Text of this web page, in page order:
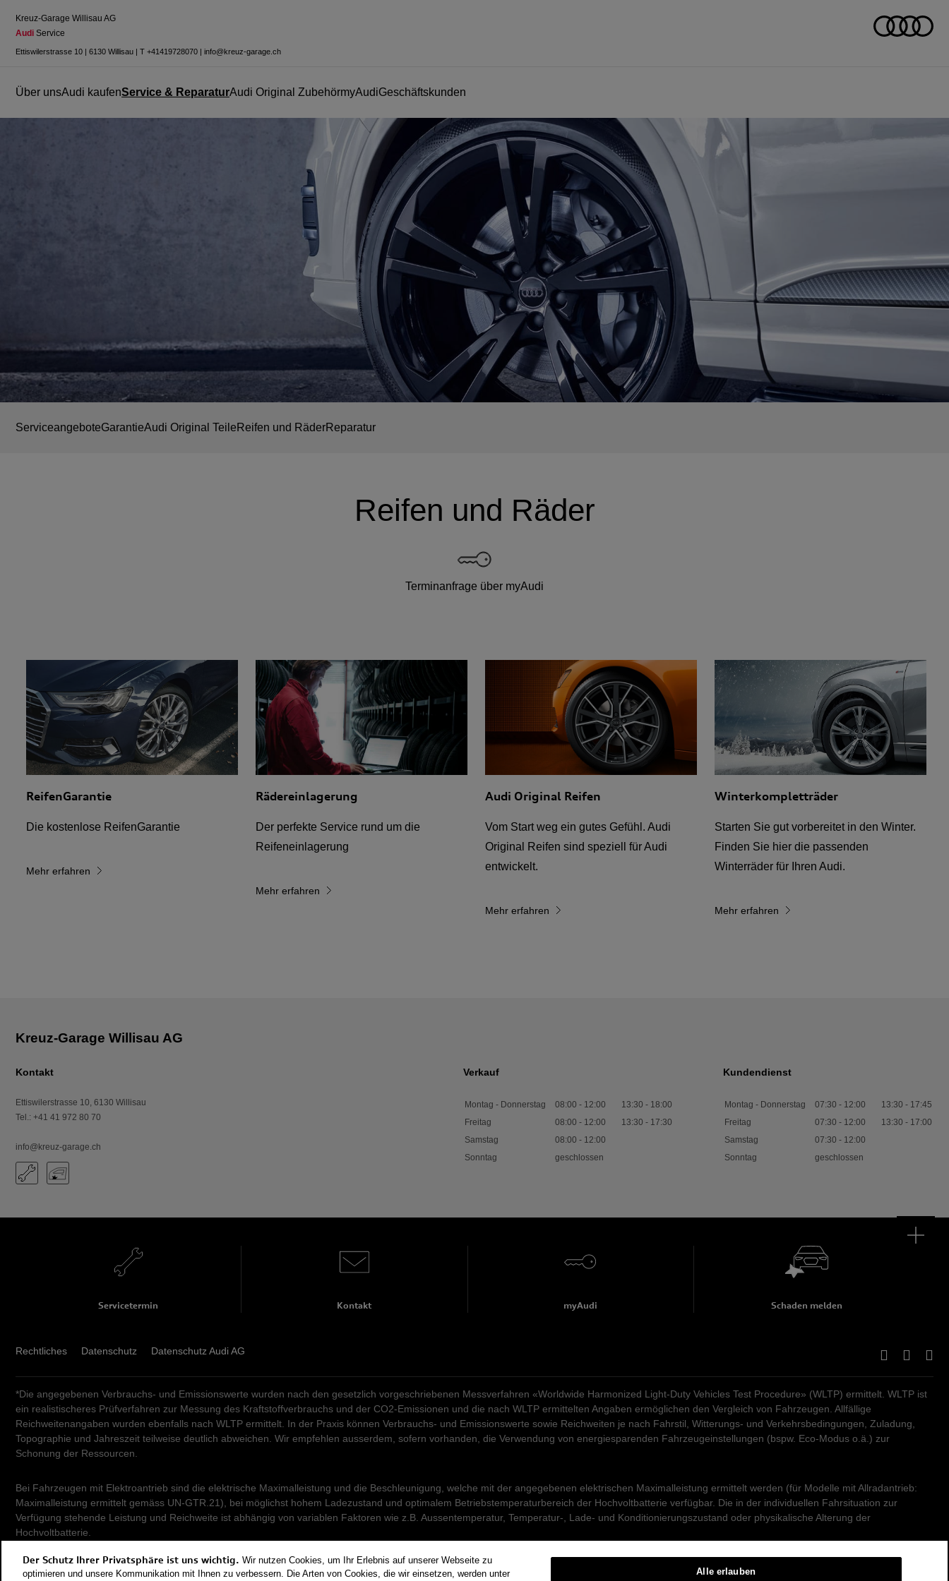
Kreuz-Garage Willisau AG
Audi Service
Ettiswilerstrasse 10 | 6130 Willisau | T +41419728070 | info@kreuz-garage.ch
Über unsAudi kaufenService & ReparaturAudi Original ZubehörmyAudiGeschäftskunden
ServiceangeboteGarantieAudi Original Teile Reifen und RäderReparatur
Reifen und Räder
Terminanfrage über myAudi
ReifenGarantie
Die kostenlose ReifenGarantie
Mehr erfahren
Rädereinlagerung
Der perfekte Service rund um die
Reifeneinlagerung
Mehr erfahren
Audi Original Reifen
Vom Start weg ein gutes Gefühl. Audi
Original Reifen sind speziell für Audi
entwickelt.
Mehr erfahren
Winterkompletträder
Starten Sie gut vorbereitet in den Winter.
Finden Sie hier die passenden
Winterräder für Ihren Audi.
Mehr erfahren
Kontakt
Ettiswilerstrasse 10 6130 Willisau
Tel. : +41 41 972 80 70
info@kreuz-garage.ch
Verkauf
Montag - Donnerstag 08:00 - 12:00 13:30 - 18:00
Freitag
08:00 - 12:00 13:30 - 17:30
Samstag
08:00 - 12:00
Sonntag
geschlossen
Kundendienst
Montag - Donnerstag 07:30 - 12:00 13:30 - 17:45
Freitag
07:30 - 12:00 13:30 - 17:00
Samstag
07:30 - 12:00
Sonntag
geschlossen
Servicetermin Kontakt myAudi Schaden melden
Rechtliches Datenschutz Datenschutz Audi AG
*Die angegebenen Verbrauchs- und Emissionswerte wurden nach den gesetzlich vorgeschriebenen Messverfahren «Worldwide Harmonized Light-Duty Vehicles Test Procedure» (WLTP) ermittelt. WLTP ist
ein realistischeres Prüfverfahren zur Messung des Kraftstoffverbrauchs und der CO2-Emissionen und die nach WLTP ermittelten Angaben ermöglichen den Vergleich von Fahrzeugen. Allfällige
Reichweitenangaben wurden ebenfalls nach WLTP ermittelt. In der Praxis können Verbrauchs- und Emissionswerte sowie Reichweiten je nach Fahrstil, Witterungs- und Verkehrsbedingungen, Zuladung,
Topographie und Jahreszeit teilweise deutlich abweichen. Wir empfehlen ausserdem, sofern vorhanden, die Verwendung von energiesparenden Fahrzeugeinstellungen (bspw. Eco-Modus o.ä.) zur
Schonung der Ressourcen.
Bei Fahrzeugen mit Elektroantrieb sind die elektrische Maximalleistung und die Beschleunigung, welche mit der angegebenen elektrischen Maximalleistung ermittelt werden (für Modelle mit Allradantrieb:
Maximalleistung ermittelt gemäss UN-GTR.21), bei möglichst hohem Ladezustand und optimalem Betriebstemperaturbereich der Hochvoltbatterie verfügbar. Die in der individuellen Fahrsituation zur
Verfügung stehende Leistung und Reichweite ist abhängig von variablen Faktoren wie z.B. Aussentemperatur, Temperatur-, Lade- und Konditionierungszustand oder physikalische Alterung der
Hochvoltbatterie.
Damit Energieverbräuche unterschiedlicher Antriebsformen (Benzin, Diesel, Gas, Strom, usw.) vergleichbar sind, werden sie zusätzlich als sogenannte Benzinäquivalente (Masseinheit für Energie)
Der Schutz Ihrer Privatsphäre ist uns wichtig. Wir nutzen Cookies, um Ihr Erlebnis auf unserer Webseite zu
optimieren und unsere Kommunikation mit Ihnen zu verbessern. Die Arten von Cookies, die wir einsetzen, werden unter
Alle erlauben